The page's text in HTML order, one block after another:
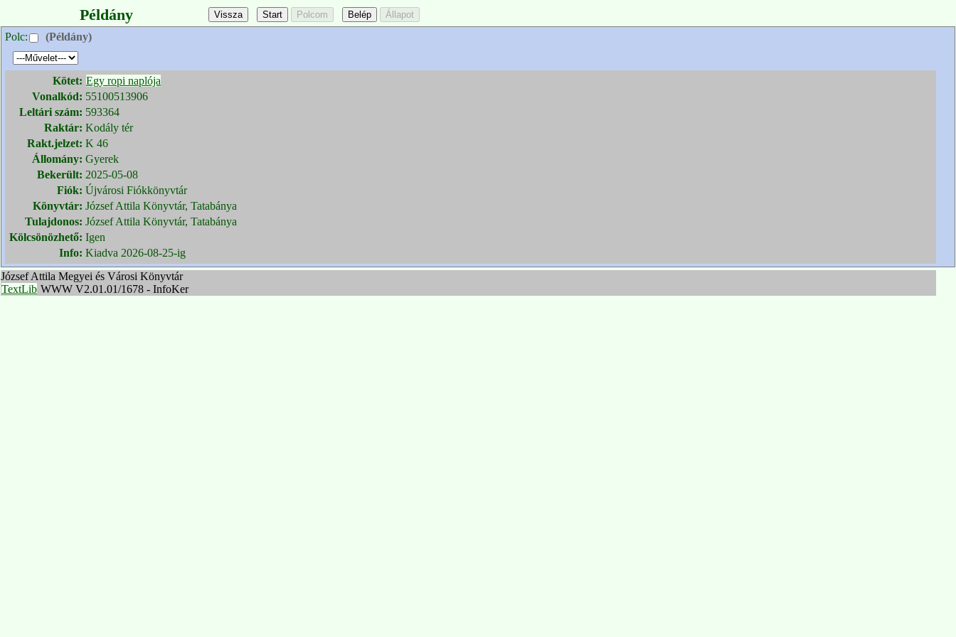
Példány
Polc: (Példány)
Kötet: Egy ropi naplója
Vonalkód: 55100513906
Leltári szám: 593364
Raktár: Kodály tér
Rakt.jelzet: K 46
Állomány: Gyerek
Bekerült: 2025-05-08
Fiók: Újvárosi Fiókkönyvtár
Könyvtár: József Attila Könyvtár, Tatabánya
Tulajdonos: József Attila Könyvtár, Tatabánya
Kölcsönözhető: Igen
Info: Kiadva 2026-08-25-ig
József Attila Megyei és Városi Könyvtár
TextLib WWW V2.01.01/1678 - InfoKer